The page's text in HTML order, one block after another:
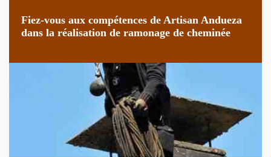
Fiez-vous aux compétences de Artisan Andueza
dans la réalisation de ramonage de cheminée